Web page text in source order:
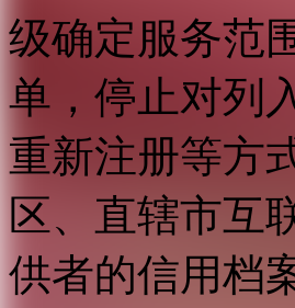
级确定服务范
单，停止对列
重新注册等方
区、直辖市互
供者的信用档